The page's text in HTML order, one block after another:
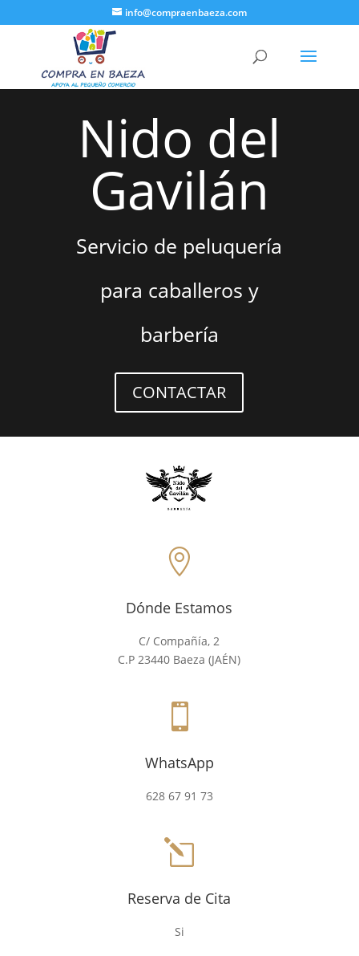
info@compraenbaeza.com
Nido del
Gavilán
Servicio de peluquería
para caballeros y
barbería
CONTACTAR

Dónde Estamos
C/ Compañía, 2
C.P 23440 Baeza (JAÉN)

WhatsApp
628 67 91 73
l
Reserva de Cita
Si